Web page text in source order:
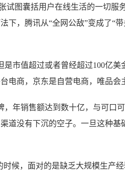
试图囊括用户在线生活的一切服
，腾讯从“全网公敌”变成了“
市值超过或者曾经超过100亿
电商，京东是自营电商，唯品会
年销售额达到数十亿，与可口
道没有下沉的空子。一旦这种基
候，面对的是缺乏大规模生产